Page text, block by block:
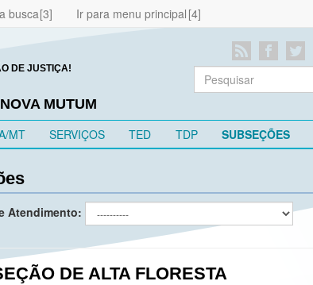
busca Ir para menu principal
DE JUSTIÇA!
MUTUM
MT SERVIÇOS TED TDP SUBSEÇÕES
Atendimento:
DE ALTA FLORESTA